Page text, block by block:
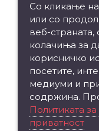
Со кликање
или со
веб-страната,
колачиња за
корисничко
посетите,
медиуми и
содржина.
Политиката
приватност